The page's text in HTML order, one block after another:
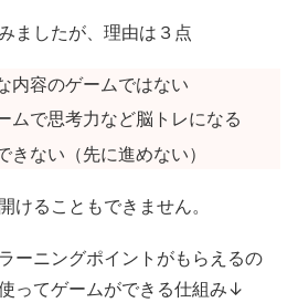
ましたが、理由は３点
内容のゲームではない
ムで思考力など脳トレになる
ない（先に進めない）
けることもできません。
ーニングポイントがもらえるの
ってゲームができる仕組み↓